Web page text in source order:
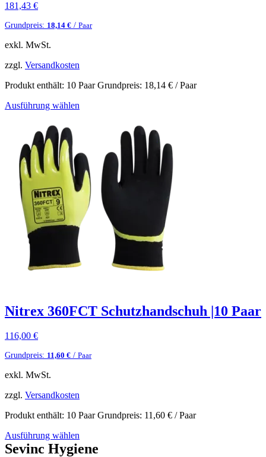
181,43 €
Grundpreis: 18,14 € / Paar
exkl. MwSt.
zzgl. Versandkosten
Produkt enthält: 10 PaarGrundpreis: 18,14 € /Paar
Ausführung wählen
Nitrex 360FCT Schutzhandschuh |10 Paar
116,00 €
Grundpreis: 11,60 € / Paar
exkl. MwSt.
zzgl. Versandkosten
Produkt enthält: 10 PaarGrundpreis: 11,60 € /Paar
Ausführung wählen
Sevinc Hygiene